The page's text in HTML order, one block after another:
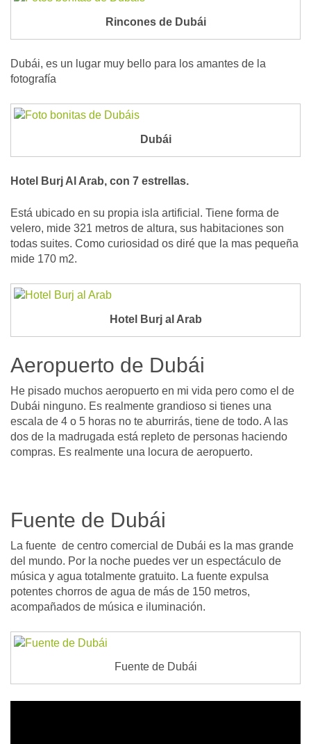
Rincones de Dubái
Dubái, es un lugar muy bello para los amantes de la
fotografía
Dubái
Hotel Burj Al Arab, con 7 estrellas.
Está ubicado en su propia isla artificial. Tiene forma de
velero, mide 321 metros de altura, sus habitaciones son
todas suites. Como curiosidad os diré que la mas pequeña
mide 170 m2.
Hotel Burj al Arab
Aeropuerto de Dubái
He pisado muchos aeropuerto en mi vida pero como el de
Dubái ninguno. Es realmente grandioso si tienes una
escala de 4 o 5 horas no te aburrirás, tiene de todo. A las
dos de la madrugada está repleto de personas haciendo
compras. Es realmente una locura de aeropuerto.
Fuente de Dubái
La fuente de centro comercial de Dubái es la mas grande
del mundo. Por la noche puedes ver un espectáculo de
música y agua totalmente gratuito. La fuente expulsa
potentes chorros de agua de más de 150 metros,
acompañados de música e iluminación.
Fuente de Dubái